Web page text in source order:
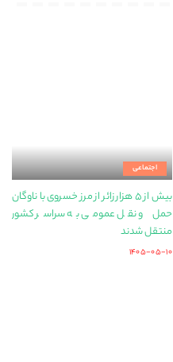
اجتماعی
بیش از ۵ هزار زائر از مرز خسروی با ناوگان
حمل‌ و نقل عمومی به سراسر کشور
منتقل شدند
۱۴۰۵-۰۵-۱۰